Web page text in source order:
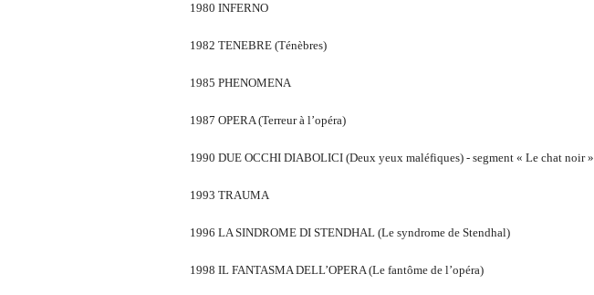
1980 INFERNO
1982 TENEBRE (Ténèbres)
1985 PHENOMENA
1987 OPERA (Terreur à l’opéra)
1990 DUE OCCHI DIABOLICI (Deux yeux maléfiques) - segment « Le chat noir »
1993 TRAUMA
1996 LA SINDROME DI STENDHAL (Le syndrome de Stendhal)
1998 IL FANTASMA DELL’OPERA (Le fantôme de l’opéra)